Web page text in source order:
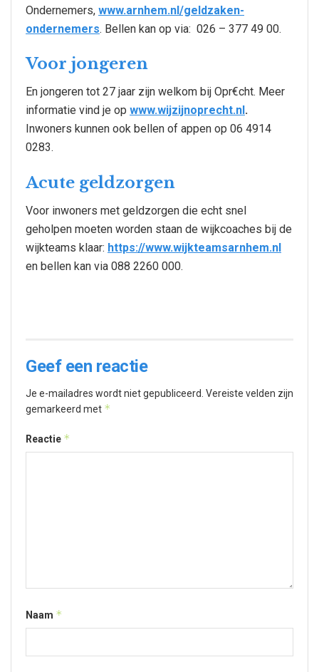
Ondernemers, www.arnhem.nl/geldzaken-
ondernemers. Bellen kan op via: 026 – 377 49 00.
Voor jongeren
En jongeren tot 27 jaar zijn welkom bij Opr€cht. Meer
informatie vind je op www.wijzijnoprecht.nl.
Inwoners kunnen ook bellen of appen op 06 4914
0283.
Acute geldzorgen
Voor inwoners met geldzorgen die echt snel
geholpen moeten worden staan de wijkcoaches bij de
wijkteams klaar: https://www.wijkteamsarnhem.nl
en bellen kan via 088 2260 000.
Geef een reactie
Je e-mailadres wordt niet gepubliceerd. Vereiste velden zijn
gemarkeerd met *
Reactie *
Naam *